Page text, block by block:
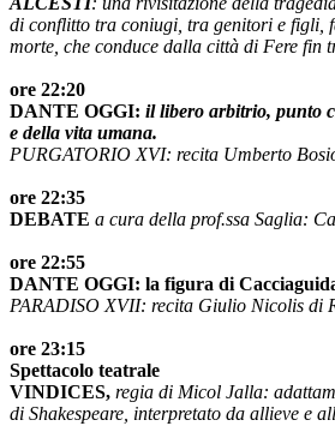
di conflitto tra coniugi, tra genitori e figli,
morte, che conduce dalla città di Fere fin
ore 22:20
DANTE OGGI: il libero arbitrio, punto
e della vita umana.
PURGATORIO XVI: recita Umberto
ore 22:35
DEBATE a cura della prof.ssa Saglia:
ore 22:55
DANTE OGGI: la figura di
PARADISO XVII: recita Giulio Nicolis di
ore 23:15
Spettacolo teatrale
VINDICES, regia di Micol Jalla:
di Shakespeare, interpretato da allieve e